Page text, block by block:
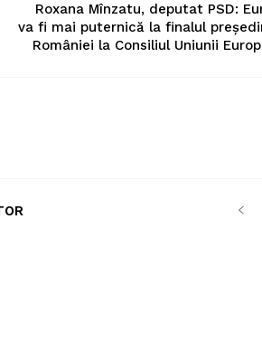
Roxana Mînzatu, deputat PSD:
va fi mai puternică la finalul
României la Consiliul Uniunii